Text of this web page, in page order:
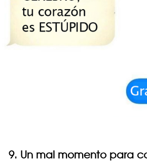
9. Un mal momento para